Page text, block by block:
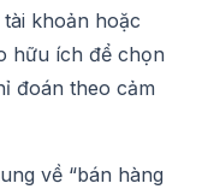
khoản hoặc
hữu ích để chọn
đoán theo cảm
về “bán hàng